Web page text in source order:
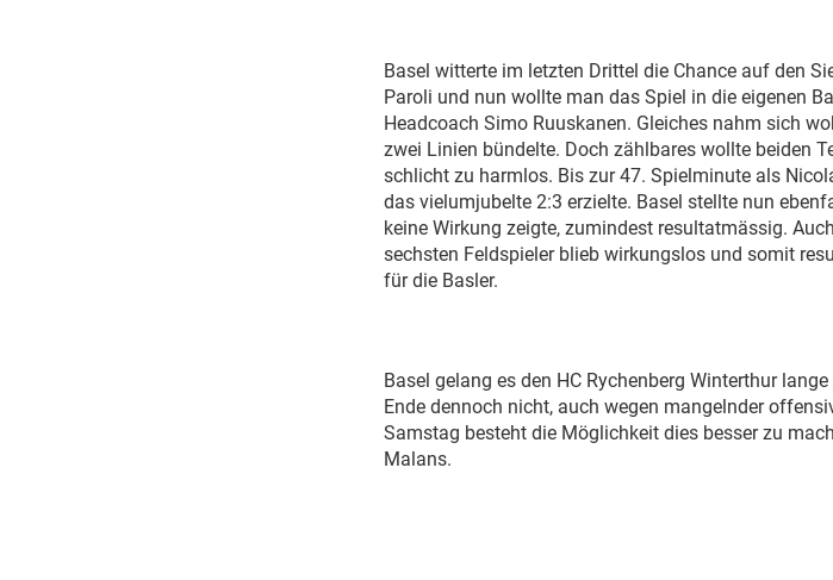
Basel witterte im letzten Drittel die Chance auf den
Paroli und nun wollte man das Spiel in die eigenen
Headcoach Simo Ruuskanen. Gleiches nahm sich
zwei Linien bündelte. Doch zählbares wollte beiden
schlicht zu harmlos. Bis zur 47. Spielminute als
das vielumjubelte 2:3 erzielte. Basel stellte nun
keine Wirkung zeigte, zumindest resultatmässig.
sechsten Feldspieler blieb wirkungslos und somit
für die Basler.
Basel gelang es den HC Rychenberg Winterthur
Ende dennoch nicht, auch wegen mangelnder
Samstag besteht die Möglichkeit dies besser zu
Malans.